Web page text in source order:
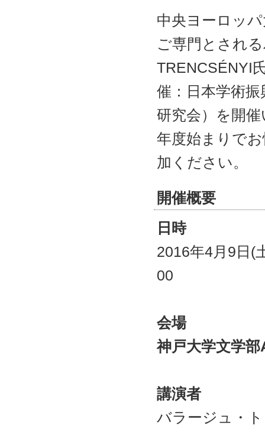
中央ヨーロッ
ご専門とされ
TRENCSÉNYI
催：日本学術
研究会）を開
年度始まりで
加ください。
開催概要
日時
2016年4月9日
00
会場
神戸大学文学
講演者
バラージュ・